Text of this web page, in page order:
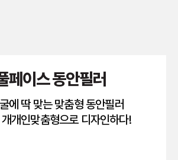
페이스 동안필러
에 딱 맞는 맞춤형 동안필러
개인맞춤형으로 디자인하다!